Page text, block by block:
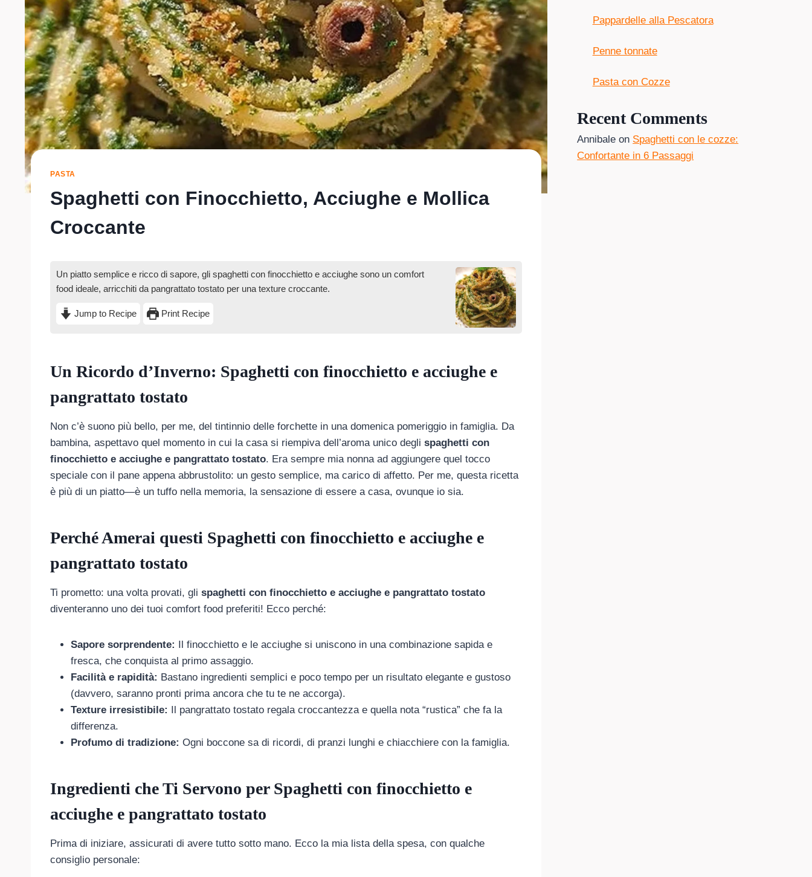
PASTA
Spaghetti con Finocchietto, Acciughe e Mollica
Croccante
Un piatto semplice e ricco di sapore, gli spaghetti con finocchietto e acciughe sono un comfort
food ideale, arricchiti da pangrattato tostato per una texture croccante.
Jump to Recipe Print Recipe
Un Ricordo d’Inverno: Spaghetti con finocchietto e acciughe e
pangrattato tostato
Non c’è suono più bello, per me, del tintinnio delle forchette in una domenica pomeriggio in famiglia. Da
bambina, aspettavo quel momento in cui la casa si riempiva dell’aroma unico degli spaghetti con
finocchietto e acciughe e pangrattato tostato. Era sempre mia nonna ad aggiungere quel tocco
speciale con il pane appena abbrustolito: un gesto semplice, ma carico di affetto. Per me, questa ricetta
è più di un piatto—è un tuffo nella memoria, la sensazione di essere a casa, ovunque io sia.
Perché Amerai questi Spaghetti con finocchietto e acciughe e
pangrattato tostato
Ti prometto: una volta provati, gli spaghetti con finocchietto e acciughe e pangrattato tostato
diventeranno uno dei tuoi comfort food preferiti! Ecco perché:
Sapore sorprendente: Il finocchietto e le acciughe si uniscono in una combinazione sapida e
fresca, che conquista al primo assaggio.
Facilità e rapidità: Bastano ingredienti semplici e poco tempo per un risultato elegante e gustoso
(davvero, saranno pronti prima ancora che tu te ne accorga).
Texture irresistibile: Il pangrattato tostato regala croccantezza e quella nota “rustica” che fa la
differenza.
Profumo di tradizione: Ogni boccone sa di ricordi, di pranzi lunghi e chiacchiere con la famiglia.
Ingredienti che Ti Servono per Spaghetti con finocchietto e
acciughe e pangrattato tostato
Prima di iniziare, assicurati di avere tutto sotto mano. Ecco la mia lista della spesa, con qualche
consiglio personale:
Pappardelle alla Pescatora
Penne tonnate
Pasta con Cozze
Recent Comments
Annibale on Spaghetti con le cozze:
Confortante in 6 Passaggi